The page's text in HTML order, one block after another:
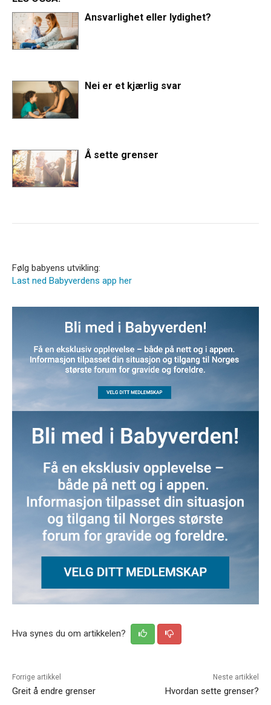
Ansvarlighet eller lydighet?
Nei er et kjærlig svar
Å sette grenser
Følg babyens utvikling:
Last ned Babyverdens app her
Hva synes du om artikkelen?
Forrige artikkel
Greit å endre grenser
Neste artikkel
Hvordan sette grenser?